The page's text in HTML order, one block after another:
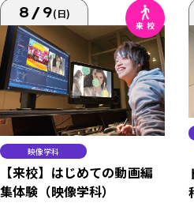
8/9(日)
映像学科
【来校】はじめての動画編
集体験（映像学科）